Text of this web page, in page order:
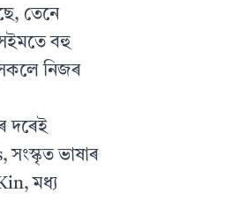
তেনে
বহু
নিজৰ
দৰেই
ভাষাৰ
মধ্য